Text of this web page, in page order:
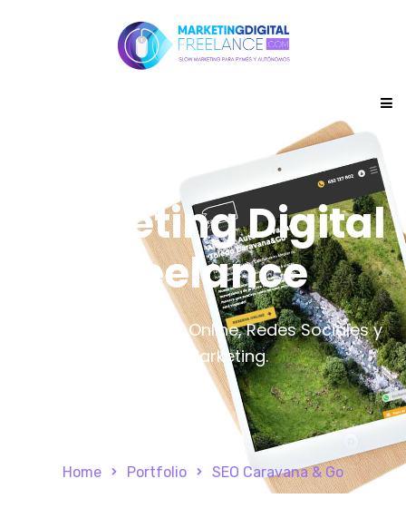
Marketing Digital
Freelance
Diseño Web, Tienda Online, Redes Sociales y
Email Marketing.
Home Portfolio SEO Caravana & Go